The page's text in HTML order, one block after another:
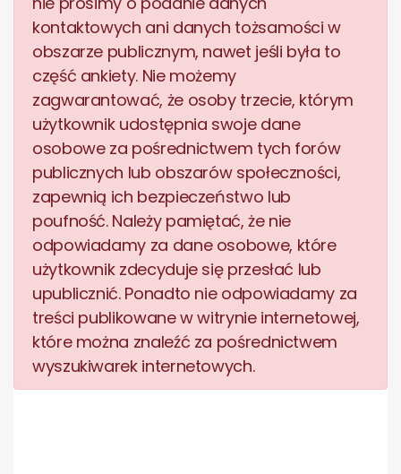
kontaktowych ani danych tożsamości w
obszarze publicznym, nawet jeśli była to
część ankiety. Nie możemy
zagwarantować, że osoby trzecie, którym
użytkownik udostępnia swoje dane
osobowe za pośrednictwem tych forów
publicznych lub obszarów społeczności,
zapewnią ich bezpieczeństwo lub
poufność. Należy pamiętać, że nie
odpowiadamy za dane osobowe, które
użytkownik zdecyduje się przesłać lub
upublicznić. Ponadto nie odpowiadamy za
treści publikowane w witrynie internetowej,
które można znaleźć za pośrednictwem
wyszukiwarek internetowych.